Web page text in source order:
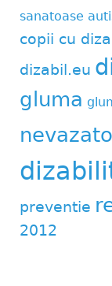
sanatoase
copii cu
dizabil.eu
gluma
preventie
2012